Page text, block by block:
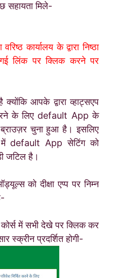
सहायता मिले-
कार्यालय के द्वारा निष्ठा
गई लिंक पर क्लिक करने पर
क्योंकि आपके द्वारा व्हाट्सएप
के लिए default App के
चुना हुआ है। इसलिए
में default App सेटिंग को
जटिल है।
को दीक्षा एप्प पर निम्न
कोर्स में सभी देखे पर क्लिक कर
स्क्रीन प्रदर्शित होगी-